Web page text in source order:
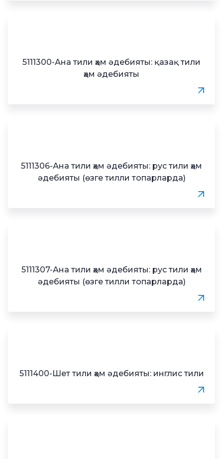
5111300-Ана тили ҳәм әдебияты: қазақ тили
ҳәм әдебияты
5111306-Ана тили ҳәм әдебияты: рус тили ҳәм
әдебияты (өзге тилли топарларда)
5111307-Ана тили ҳәм әдебияты: рус тили ҳәм
әдебияты (өзге тилли топарларда)
5111400-Шет тили ҳәм әдебияты: инглис тили